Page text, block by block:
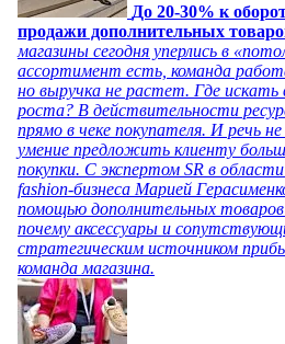
До 20-30% к
продажи дополнительных
магазины сегодня уперлись в
ассортимент есть, команда
но выручка не растет. Где
роста? В действительности
прямо в чеке покупателя. И речь
умение предложить клиенту
покупки. С экспертом SR в
fashion-бизнеса Марией
помощью дополнительных
почему аксессуары и
стратегическим источником
команда магазина.